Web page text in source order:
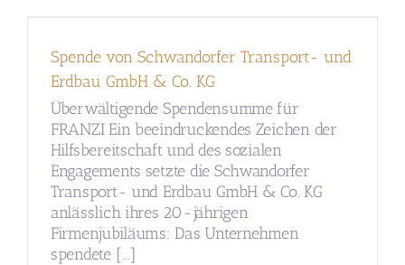
Spende von Schwandorfer Transport- und
Erdbau GmbH & Co. KG
Überwältigende Spendensumme für
FRANZI Ein beeindruckendes Zeichen der
Hilfsbereitschaft und des sozialen
Engagements setzte die Schwandorfer
Transport- und Erdbau GmbH & Co. KG
anlässlich ihres 20-jährigen
Firmenjubiläums: Das Unternehmen
spendete [...]